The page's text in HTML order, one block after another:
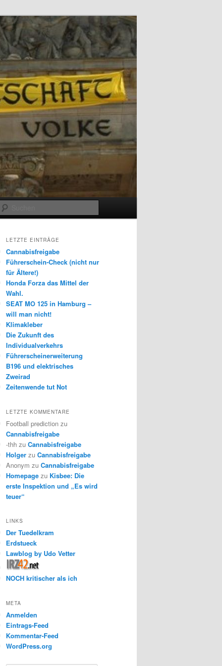
LETZTE EINTRÄGE
Cannabisfreigabe
Führerschein-Check (nicht nur
für Ältere!)
Honda Forza das Mittel der
Wahl.
SEAT MO 125 in Hamburg –
will man nicht!
Klimakleber
Die Zukunft des
Individualverkehrs
Führerscheinerweiterung
B196 und elektrisches
Zweirad
Zeitenwende tut Not
LETZTE KOMMENTARE
Football prediction zu
Cannabisfreigabe
-thh zu Cannabisfreigabe
Holger zu Cannabisfreigabe
Anonym zu Cannabisfreigabe
Homepage zu Kisbee: Die
erste Inspektion und „Es wird
teuer“
LINKS
Der Tuedelkram
Erdstueck
Lawblog by Udo Vetter
NOCH kritischer als ich
META
Anmelden
Eintrags-Feed
Kommentar-Feed
WordPress.org